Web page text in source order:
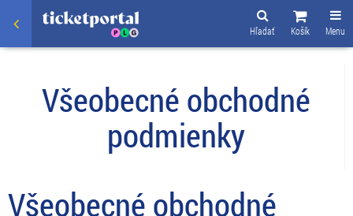
Menu
Košík
Hľadať
Všeobecné obchodné
podmienky
Všeobecné obchodné